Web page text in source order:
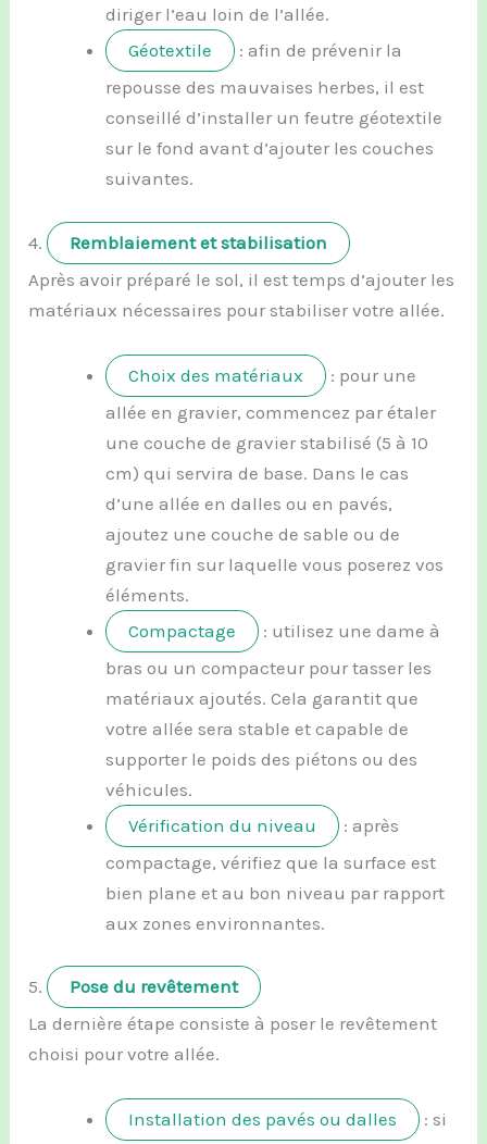
diriger l’eau loin de l’allée.
Géotextile
: afin de prévenir la
repousse des mauvaises herbes, il est
conseillé d’installer un feutre géotextile
sur le fond avant d’ajouter les couches
suivantes.
4.
Remblaiement et stabilisation
Après avoir préparé le sol, il est temps d’ajouter les
matériaux nécessaires pour stabiliser votre allée.
Choix des matériaux
: pour une
allée en gravier, commencez par étaler
une couche de gravier stabilisé (5 à 10
cm) qui servira de base. Dans le cas
d’une allée en dalles ou en pavés,
ajoutez une couche de sable ou de
gravier fin sur laquelle vous poserez vos
éléments.
Compactage
: utilisez une dame à
bras ou un compacteur pour tasser les
matériaux ajoutés. Cela garantit que
votre allée sera stable et capable de
supporter le poids des piétons ou des
véhicules.
Vérification du niveau
: après
compactage, vérifiez que la surface est
bien plane et au bon niveau par rapport
aux zones environnantes.
5.
Pose du revêtement
La dernière étape consiste à poser le revêtement
choisi pour votre allée.
Installation des pavés ou dalles
: si